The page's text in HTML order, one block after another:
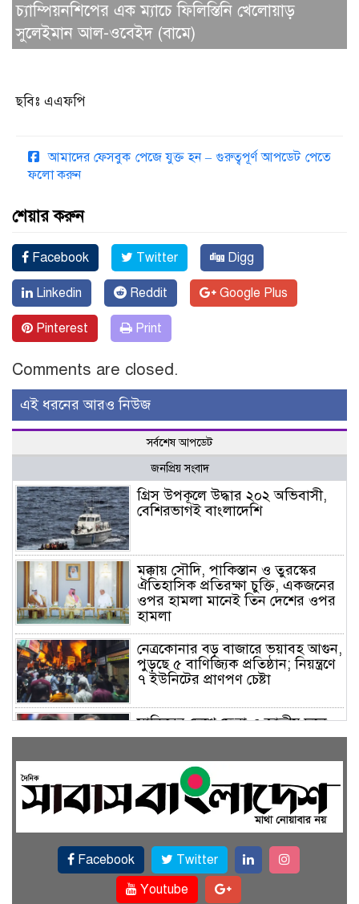
চ্যাম্পিয়নশিপের এক ম্যাচে ফিলিস্তিনি খেলোয়াড়
সুলেইমান আল-ওবেইদ (বামে)
ছবিঃ এএফপি
আমাদের ফেসবুক পেজে যুক্ত হন – গুরুত্বপূর্ণ আপডেট পেতে
ফলো করুন
শেয়ার করুন
Facebook Twitter Digg
Linkedin Reddit Google Plus
Pinterest Print
Comments are closed.
এই ধরনের আরও নিউজ
সর্বশেষ আপডেট
জনপ্রিয় সংবাদ
গ্রিস উপকূলে উদ্ধার ২০২ অভিবাসী,
বেশিরভাগই বাংলাদেশি
মক্কায় সৌদি, পাকিস্তান ও তুরস্কের
ঐতিহাসিক প্রতিরক্ষা চুক্তি, একজনের
ওপর হামলা মানেই তিন দেশের ওপর
হামলা
নেত্রকোনার বড় বাজারে ভয়াবহ আগুন,
পুড়ছে ৫ বাণিজ্যিক প্রতিষ্ঠান; নিয়ন্ত্রণে
৭ ইউনিটের প্রাণপণ চেষ্টা
সাকিবের দেশে ফেরা ও জাতীয় দলে
ফেরার সম্ভাবনা নেই, ইঙ্গিত ক্রীড়া
ফেসবুকে যুক্ত হলো বিকাশ, সহজ
হলো ডিজিটাল পেমেন্ট
বৃষ্টি উপেক্ষা করে ‘জুলাই গণঅভ্যুত্থান
স্মৃতি জাদুঘরে’ দর্শনার্থীদের ঢল
Facebook
Twitter
Youtube